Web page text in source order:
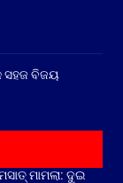
ସହଜ ବିଜୟ
ମାମଲା: ଦୁଇ